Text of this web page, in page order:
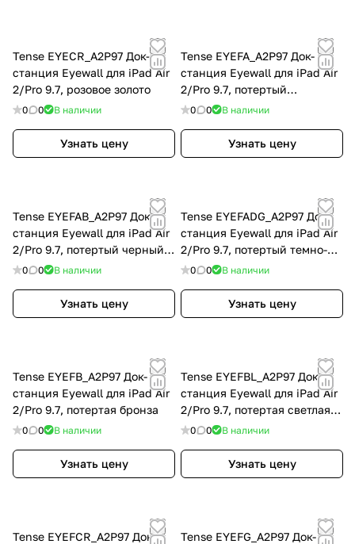
Tense EYECR_A2P97 Док-
станция Eyewall для iPad Air
2/Pro 9.7, розовое золото
0 0 В наличии
Узнать цену
Tense EYEFA_A2P97 Док-
станция Eyewall для iPad Air
2/Pro 9.7, потертый
алюминий
0 0 В наличии
Узнать цену
Tense EYEFAB_A2P97 Док-
станция Eyewall для iPad Air
2/Pro 9.7, потертый черный
алюминий
0 0 В наличии
Узнать цену
Tense EYEFADG_A2P97 Док-
станция Eyewall для iPad Air
2/Pro 9.7, потертый темно-
серый алюминий
0 0 В наличии
Узнать цену
Tense EYEFB_A2P97 Док-
станция Eyewall для iPad Air
2/Pro 9.7, потертая бронза
0 0 В наличии
Узнать цену
Tense EYEFBL_A2P97 Док-
станция Eyewall для iPad Air
2/Pro 9.7, потертая светлая
бронза
0 0 В наличии
Узнать цену
Tense EYEFCR_A2P97 Док-
Tense EYEFG_A2P97 Док-